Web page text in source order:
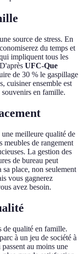
source de stress. En
du temps et
impliquent tous les
UFC-Que
de 30 % le gaspillage
cuisiner ensemble est
en famille.
meilleure qualité de
meubles de rangement
La gestion des
de bureau peut
place, non seulement
vous gagnerez
avez besoin.
de qualité en famille.
à un jeu de société à
au moins une